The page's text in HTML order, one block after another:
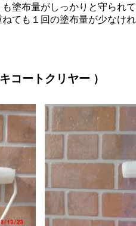
塗布量がしっかりと守られて
ても１回の塗布量が少なけれ
コートクリヤー ）